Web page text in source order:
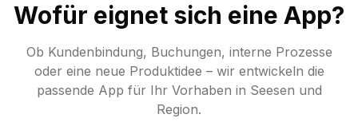
Wofür eignet sich eine App?
Ob Kundenbindung, Buchungen, interne Prozesse
oder eine neue Produktidee – wir entwickeln die
passende App für Ihr Vorhaben in Seesen und
Region.